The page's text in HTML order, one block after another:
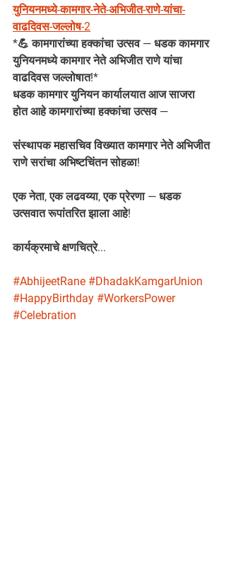
युनियनमध्ये-कामगार-नेते-अभिजीत-राणे-यांचा-
वाढदिवस-जल्लोष-2
*💪 कामगारांच्या हक्कांचा उत्सव — धडक कामगार
युनियनमध्ये कामगार नेते अभिजीत राणे यांचा
वाढदिवस जल्लोषात!*
धडक कामगार युनियन कार्यालयात आज साजरा
होत आहे कामगारांच्या हक्कांचा उत्सव —
संस्थापक महासचिव विख्यात कामगार नेते अभिजीत
राणे सरांचा अभिष्टचिंतन सोहळा!
एक नेता, एक लढवय्या, एक प्रेरणा — धडक
उत्सवात रूपांतरित झाला आहे!
कार्यक्रमाचे क्षणचित्रे...
#AbhijeetRane #DhadakKamgarUnion
#HappyBirthday #WorkersPower
#Celebration